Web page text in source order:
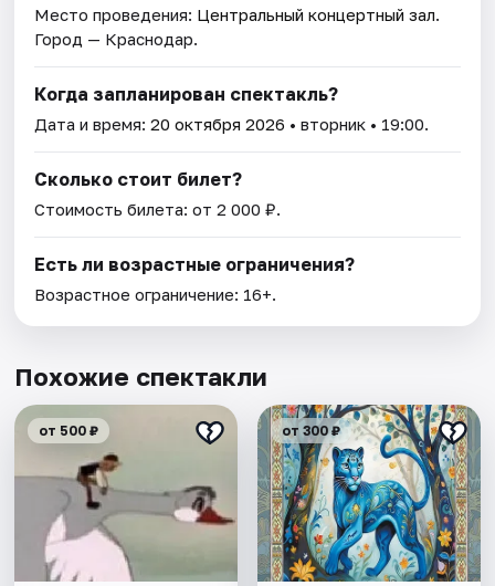
Место проведения: Центральный концертный зал.
Город — Краснодар.
Когда запланирован спектакль?
Дата и время:20 октября 2026 • вторник • 19:00.
Сколько стоит билет?
Стоимость билета: от 2 000 ₽.
Есть ли возрастные ограничения?
Возрастное ограничение: 16+.
Похожие спектакли
от 500 ₽ от 300 ₽